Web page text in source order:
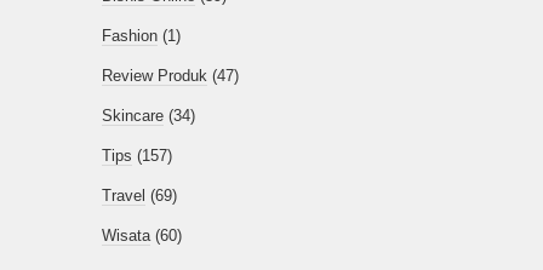
Fashion (1)
Review Produk (47)
Skincare (34)
Tips (157)
Travel (69)
Wisata (60)